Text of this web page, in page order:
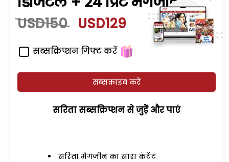
USD150 USD129
सब्सक्रिप्शन गिफ्ट करें
सब्सक्राइब करें
सरिता सब्सक्रिप्शन से जुड़ेें और पाएं
सरिता मैगजीन का सारा कंटेंट